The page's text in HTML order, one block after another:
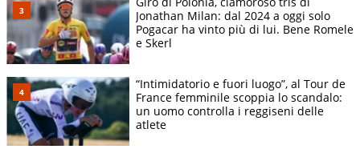
Jonathan Milan: dal 2024 a oggi solo
Pogacar ha vinto più di lui. Bene Romele
e Skerl
“Intimidatorio e fuori luogo”, al Tour de
France femminile scoppia lo scandalo:
un uomo controlla i reggiseni delle
atlete